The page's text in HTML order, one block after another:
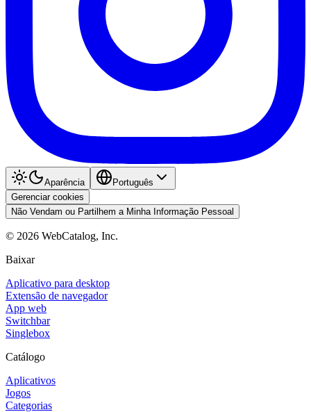
Aparência
Português
Gerenciar cookies
Não Vendam ou Partilhem a Minha Informação Pessoal
© 2026 WebCatalog, Inc.
Baixar
Aplicativo para desktop
Extensão de navegador
App web
Switchbar
Singlebox
Catálogo
Aplicativos
Jogos
Categorias